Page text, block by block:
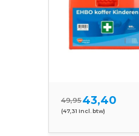
49,9543,40
(47,31 Incl. btw)